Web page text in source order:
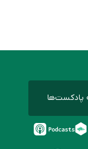
پادکست‌ها